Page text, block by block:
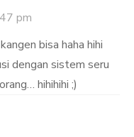
pm
bisa haha hihi
dengan sistem seru
hihihihi ;)